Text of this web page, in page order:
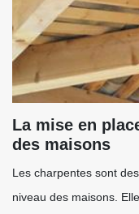
La mise en
des maisons
Les charpentes sont
niveau des maisons.